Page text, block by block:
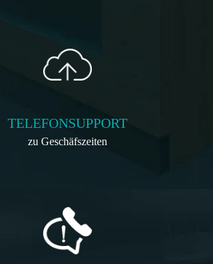
TELEFONSUPPORT
zu Geschäfszeiten